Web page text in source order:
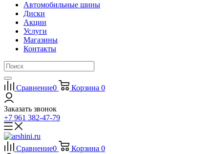
Автомобильные шины
Диски
Акции
Услуги
Магазины
Контакты
Сравнение0 Корзина 0
Заказать звонок
+7 961 382-47-79
Сравнение0 Корзина 0